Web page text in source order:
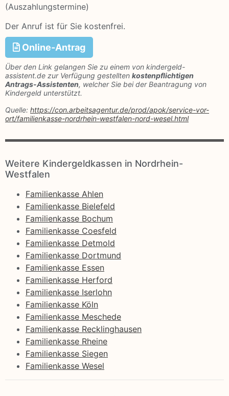
(Auszahlungstermine)
Der Anruf ist für Sie kostenfrei.
Online-Antrag
Über den Link gelangen Sie zu einem von kindergeld-
assistent.de zur Verfügung gestellten kostenpflichtigen
Antrags-Assistenten, welcher Sie bei der Beantragung von
Kindergeld unterstützt.
Quelle: https://con.arbeitsagentur.de/prod/apok/service-vor-
ort/familienkasse-nordrhein-westfalen-nord-wesel.html
Weitere Kindergeldkassen in Nordrhein-
Westfalen
Familienkasse Ahlen
Familienkasse Bielefeld
Familienkasse Bochum
Familienkasse Coesfeld
Familienkasse Detmold
Familienkasse Dortmund
Familienkasse Essen
Familienkasse Herford
Familienkasse Iserlohn
Familienkasse Köln
Familienkasse Meschede
Familienkasse Recklinghausen
Familienkasse Rheine
Familienkasse Siegen
Familienkasse Wesel